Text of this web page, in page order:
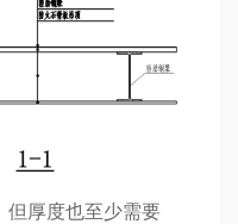
但厚度也至少需要